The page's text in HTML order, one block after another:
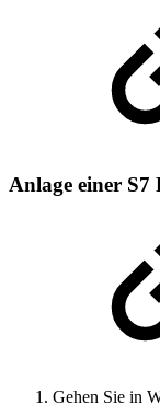
Anlage einer
Gehen Sie in